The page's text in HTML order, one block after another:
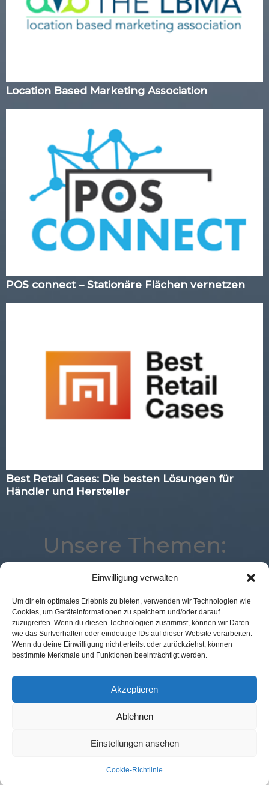
Einwilligung verwalten
Um dir ein optimales Erlebnis zu bieten, verwenden wir Technologien wie
Cookies, um Geräteinformationen zu speichern und/oder darauf
zuzugreifen. Wenn du diesen Technologien zustimmst, können wir Daten
wie das Surfverhalten oder eindeutige IDs auf dieser Website verarbeiten.
Wenn du deine Einwilligung nicht erteilst oder zurückziehst, können
bestimmte Merkmale und Funktionen beeinträchtigt werden.
Akzeptieren
Ablehnen
Einstellungen ansehen
Cookie-Richtlinie
Location Based Marketing Association
POS connect – Stationäre Flächen vernetzen
Best Retail Cases: Die besten Lösungen für
Händler und Hersteller
Unsere Themen:
Digital Studie Commerce
Kassenlose Läden
Best Retail Cases
Advertising
Loyalty
eCommerce
Logistik
Künstliche Intelligenz
Voice
POS Connect Marketing
Payment
Augmented Reality
Kontakt Redaktion Impressum Datenschutz
© GFM Nachrichten:
11 Prozent Communication